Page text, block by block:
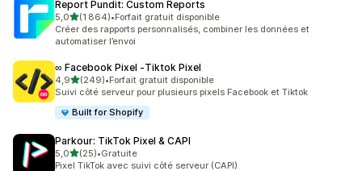
Report Pundit: Custom Reports
5,0étoile(s) sur 5
(1 864)
1864 avis au total
•Forfait gratuit disponible
Créer des rapports personnalisés, combiner les données et
automatiser l’envoi
∞ Facebook Pixel ‑Tiktok Pixel
4,9étoile(s) sur 5
(249)
249 avis au total
•Forfait gratuit disponible
Suivi côté serveur pour plusieurs pixels Facebook et Tiktok
Built for Shopify
Parkour: TikTok Pixel & CAPI
5,0étoile(s) sur 5
(25)
25 avis au total
•Gratuite
Pixel TikTok avec suivi côté serveur (CAPI)